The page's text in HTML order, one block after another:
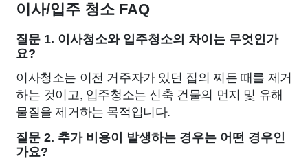
이사/입주 청소 FAQ
질문 1. 이사청소와 입주청소의 차이는 무엇인가
요?
이사청소는 이전 거주자가 있던 집의 찌든 때를 제거
하는 것이고, 입주청소는 신축 건물의 먼지 및 유해
물질을 제거하는 목적입니다.
질문 2. 추가 비용이 발생하는 경우는 어떤 경우인
가요?